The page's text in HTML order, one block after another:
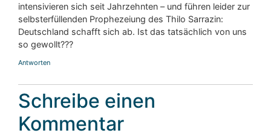
intensivieren sich seit Jahrzehnten – und führen leider zur
selbsterfüllenden Prophezeiung des Thilo Sarrazin:
Deutschland schafft sich ab. Ist das tatsächlich von uns
so gewollt???
Antworten
Schreibe einen
Kommentar